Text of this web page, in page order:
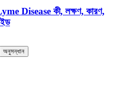
Disease কী, লক্ষণ, কারণ,
অনুসন্ধান